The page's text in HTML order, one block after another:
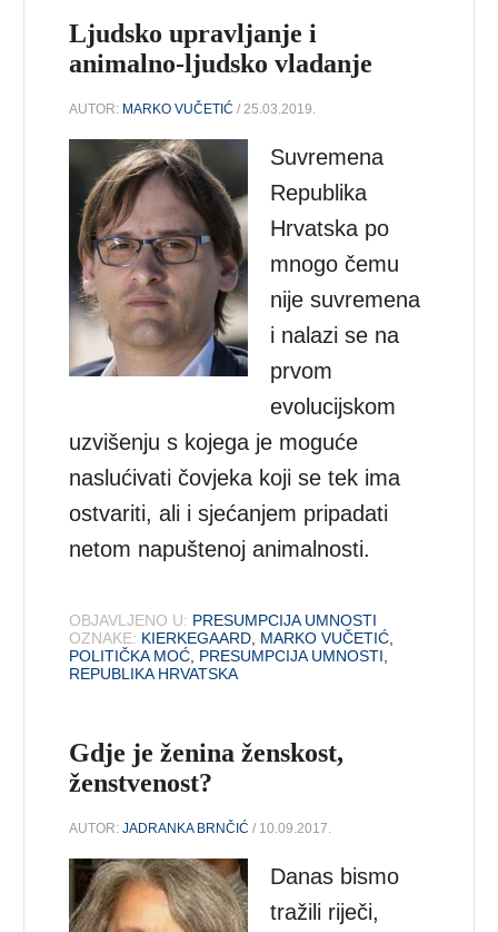
Ljudsko upravljanje i
animalno-ljudsko vladanje
AUTOR: MARKO VUČETIĆ / 25.03.2019.
Suvremena
Republika
Hrvatska po
mnogo čemu
nije suvremena
i nalazi se na
prvom
evolucijskom
uzvišenju s kojega je moguće
naslućivati čovjeka koji se tek ima
ostvariti, ali i sjećanjem pripadati
netom napuštenoj animalnosti.
OBJAVLJENO U: PRESUMPCIJA UMNOSTI
OZNAKE: KIERKEGAARD MARKO VUČETIĆ
POLITIČKA MOĆ PRESUMPCIJA UMNOSTI
REPUBLIKA HRVATSKA
Gdje je ženina ženskost,
ženstvenost?
AUTOR:JADRANKA BRNČIĆ / 10.09.2017.
Danas bismo
tražili riječi,